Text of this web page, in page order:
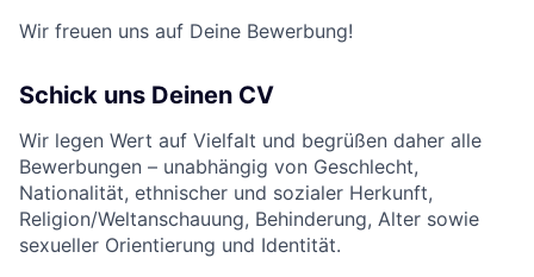
Wir freuen uns auf Deine Bewerbung!
Schick uns Deinen CV
Wir legen Wert auf Vielfalt und begrüßen daher alle
Bewerbungen – unabhängig von Geschlecht,
Nationalität, ethnischer und sozialer Herkunft,
Religion/Weltanschauung, Behinderung, Alter sowie
sexueller Orientierung und Identität.